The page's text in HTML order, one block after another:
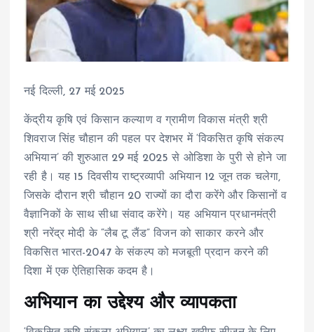
नई दिल्ली, 27 मई 2025
केंद्रीय कृषि एवं किसान कल्याण व ग्रामीण विकास मंत्री श्री
शिवराज सिंह चौहान की पहल पर देशभर में ‘विकसित कृषि संकल्प
अभियान’ की शुरुआत 29 मई 2025 से ओडिशा के पुरी से होने जा
रही है। यह 15 दिवसीय राष्ट्रव्यापी अभियान 12 जून तक चलेगा,
जिसके दौरान श्री चौहान 20 राज्यों का दौरा करेंगे और किसानों व
वैज्ञानिकों के साथ सीधा संवाद करेंगे। यह अभियान प्रधानमंत्री
श्री नरेंद्र मोदी के “लैब टू लैंड” विजन को साकार करने और
विकसित भारत-2047 के संकल्प को मजबूती प्रदान करने की
दिशा में एक ऐतिहासिक कदम है।
अभियान का उद्देश्य और व्यापकता